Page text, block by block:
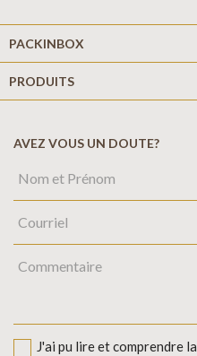
PACKINBOX
PRODUITS
AVEZ VOUS UN DOUTE?
J'ai pu lire et comprendre la